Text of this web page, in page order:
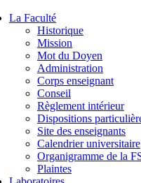
La Faculté
Historique
Mission
Mot du Doyen
Administration
Corps enseignant
Conseil
Règlement intérieur
Dispositions
Site des enseignants
Calendrier universitaire
Organigramme de la
Plaintes